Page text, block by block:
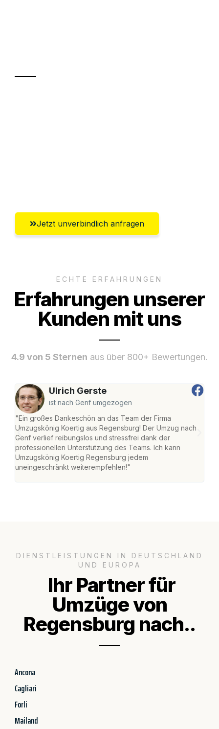
Jetzt unverbindlich anfragen
ECHTE ERFAHRUNGEN
Erfahrungen unserer
Kunden mit uns
4.9 von 5 Sternen aus über 800+ Bewertungen.
Ulrich Gerste
ist nach Genf umgezogen
"Ein großes Dankeschön an das Team der Firma
Umzugskönig Koertig aus Regensburg! Der Umzug nach
Genf verlief reibungslos und stressfrei dank der
professionellen Unterstützung des Teams. Ich kann
Umzugskönig Koertig Regensburg jedem
uneingeschränkt weiterempfehlen!"
DIENSTLEISTUNGEN IN DEUTSCHLAND
UND EUROPA
Ihr Partner für
Umzüge von
Regensburg nach..
Ancona
Cagliari
Forli
Mailand